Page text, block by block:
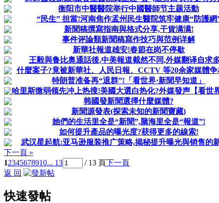
衡阳市中醫醫院举行中國醫師节主题活動
“民生” 担當!河南焦作孟州民生醫院筑牢健康“防護網
新聞稿撰寫指南與格式分享,干貨满满!
事件评論類新聞稿寫作技巧與范例详解
新華社報道雄安!春節在岗不停歇
王毅與鲁比奥通話後,中美報道截然不同,外媒翻译自求
什麼案子?竟被新華社、人民日報、CCTV 等20余家媒體
特朗普准备再“退群”!「看世界·新聞早知道」
哈里斯微弱领先冲上热搜!美國大選白热化?外媒發声【看世
韩國發新聞選擇什麼媒體?
新聞源發表(探索未知的新聞寶藏)
她們的生活里全是“新聞”,脑海里全是“報道”!
如何提升產品的曝光度?获得更多的線索!
武汉星起航:亚马逊服装推广策略,揭秘提升曝光與销售的
下一頁 »
12345678910... 13 / 13 頁下一頁
返 回
快速發帖